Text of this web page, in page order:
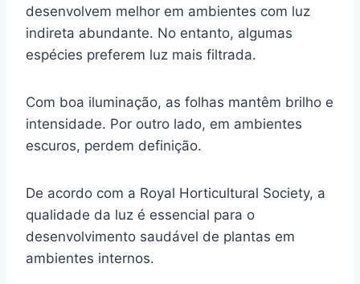
desenvolvem melhor em ambientes com luz
indireta abundante. No entanto, algumas
espécies preferem luz mais filtrada.
Com boa iluminação, as folhas mantêm brilho e
intensidade. Por outro lado, em ambientes
escuros, perdem definição.
De acordo com a Royal Horticultural Society, a
qualidade da luz é essencial para o
desenvolvimento saudável de plantas em
ambientes internos.